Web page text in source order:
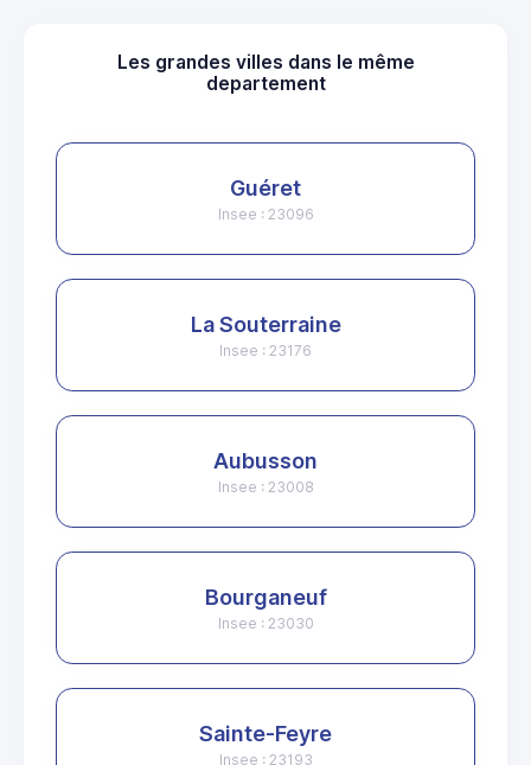
Les grandes villes dans le même
departement
Guéret
Insee : 23096
La Souterraine
Insee : 23176
Aubusson
Insee : 23008
Bourganeuf
Insee : 23030
Sainte-Feyre
Insee : 23193